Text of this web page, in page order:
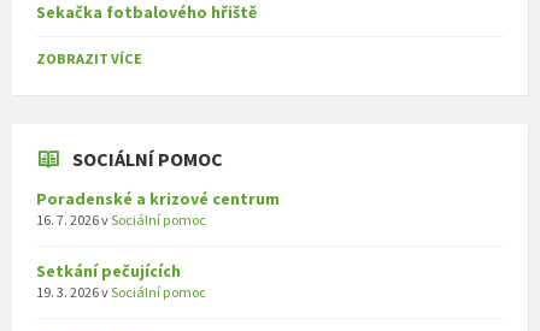
Sekačka fotbalového hřiště
ZOBRAZIT VÍCE
SOCIÁLNÍ POMOC
Poradenské a krizové centrum
16. 7. 2026vSociální pomoc
Setkání pečujících
19. 3. 2026vSociální pomoc